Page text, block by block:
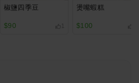
椒鹽四季豆
$90
燙嘴蝦糕
$100